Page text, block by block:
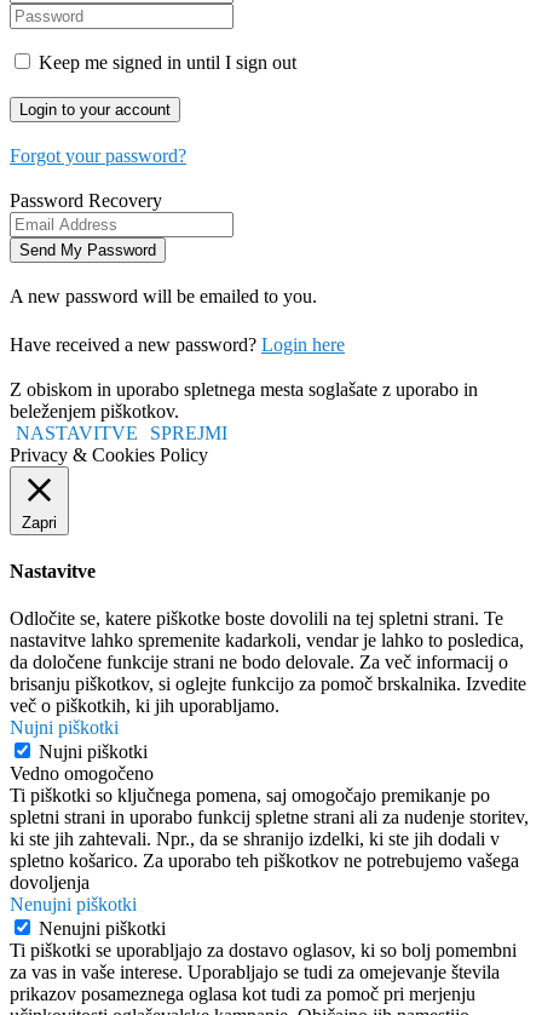
Keep me signed in until I sign out
Forgot your password?
Password Recovery
A new password will be emailed to you.
Have received a new password? Login here
Z obiskom in uporabo spletnega mesta soglašate z uporabo in
beleženjem piškotkov.
NASTAVITVE
SPREJMI
Privacy & Cookies Policy
Zapri
Nastavitve
Odločite se, katere piškotke boste dovolili na tej spletni strani. Te
nastavitve lahko spremenite kadarkoli, vendar je lahko to posledica,
da določene funkcije strani ne bodo delovale. Za več informacij o
brisanju piškotkov, si oglejte funkcijo za pomoč brskalnika. Izvedite
več o piškotkih, ki jih uporabljamo.
Nujni piškotki
Nujni piškotki
Vedno omogočeno
Ti piškotki so ključnega pomena, saj omogočajo premikanje po
spletni strani in uporabo funkcij spletne strani ali za nudenje storitev,
ki ste jih zahtevali. Npr., da se shranijo izdelki, ki ste jih dodali v
spletno košarico. Za uporabo teh piškotkov ne potrebujemo vašega
dovoljenja
Nenujni piškotki
Nenujni piškotki
Ti piškotki se uporabljajo za dostavo oglasov, ki so bolj pomembni
za vas in vaše interese. Uporabljajo se tudi za omejevanje števila
prikazov posameznega oglasa kot tudi za pomoč pri merjenju